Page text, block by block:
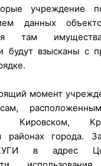
учреждение
данных
там
будут взысканы с
момент
Кировском,
районах города.
в адрес